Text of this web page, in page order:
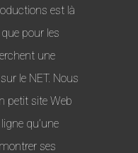
est là
pour les
une
le NET. Nous
petit site Web
qu’une
ses